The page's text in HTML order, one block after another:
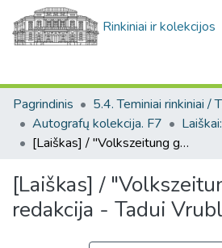
Rinkiniai ir kolekcijos
Pagrindinis
Autografų kolekcija. F7
[Laiškas] / "Volkszeitung gazeta" redakcija - Tadui Vrublevskiui.
[Laiškas] /
redakcija - Tadui